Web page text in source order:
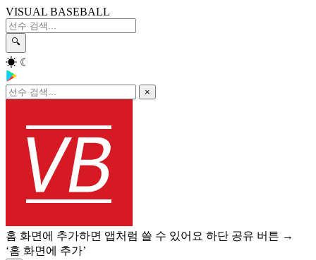
VISUAL BASEBALL
🔍
☀ ☾
×
홈 화면에 추가하면 앱처럼 쓸 수 있어요 하단 공유 버튼 →
‘홈 화면에 추가’